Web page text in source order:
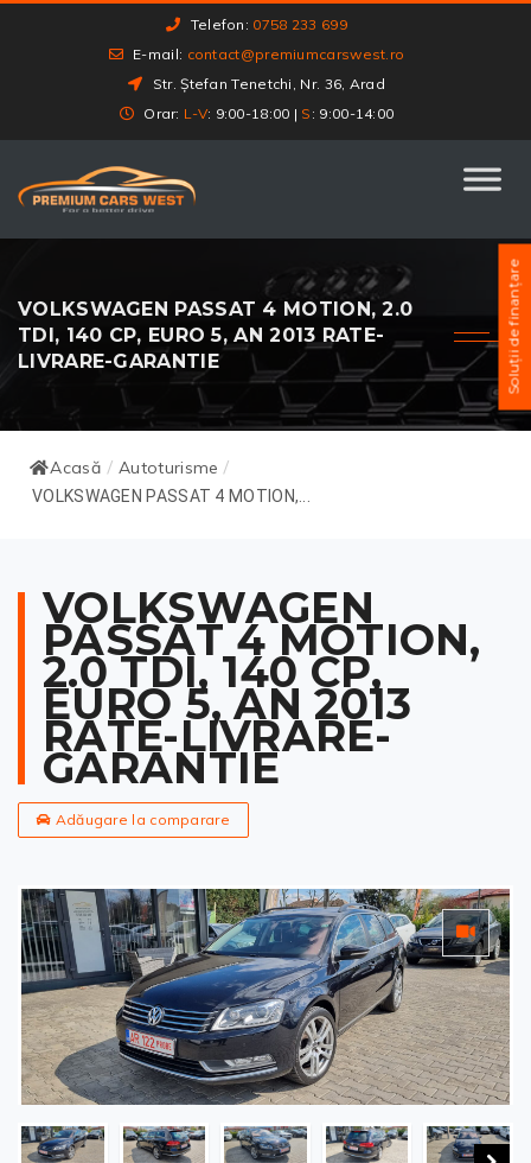
Telefon: 0758 233 699
E-mail: contact@premiumcarswest.ro
Str. Ștefan Tenetchi, Nr. 36, Arad
Orar: L-V: 9:00-18:00 | S : 9:00-14:00
VOLKSWAGEN PASSAT 4 MOTION, 2.0
TDI, 140 CP, EURO 5, AN 2013 RATE-
LIVRARE-GARANTIE
Acasă / Autoturisme /
VOLKSWAGEN PASSAT 4 MOTION,...
VOLKSWAGEN
PASSAT 4 MOTION,
2.0 TDI, 140 CP,
EURO 5, AN 2013
RATE-LIVRARE-
GARANTIE
Adăugare la comparare
Soluții de finanțare